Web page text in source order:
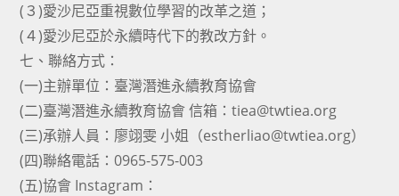
(３)愛沙尼亞重視數位學習的改革之道；
(４)愛沙尼亞於永續時代下的教改方針。
七、聯絡方式：
(一)主辦單位：臺灣潛進永續教育協會
(二)臺灣潛進永續教育協會 信箱：tiea@twtiea.org
(三)承辦人員：廖翊雯 小姐（estherliao@twtiea.org）
(四)聯絡電話：0965-575-003
(五)協會 Instagram：